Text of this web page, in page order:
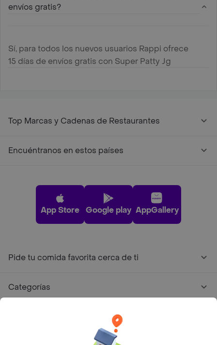
envíos gratis?
Sí, para todos los nuevos usuarios Rappi ofrece
15 días de envíos gratis con Super Patty Jg
Top Marcas y Cadenas de Restaurantes
Encuéntranos en estos países
App Store Google play AppGallery
Pide tu comida favorita cerca de ti
Categorías